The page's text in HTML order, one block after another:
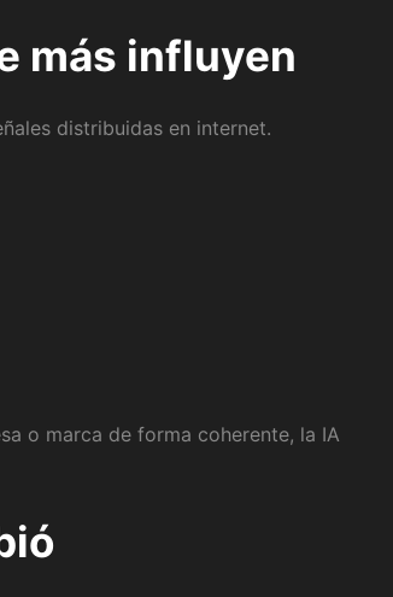
más influyen
distribuidas en internet.
o marca de forma coherente, la IA